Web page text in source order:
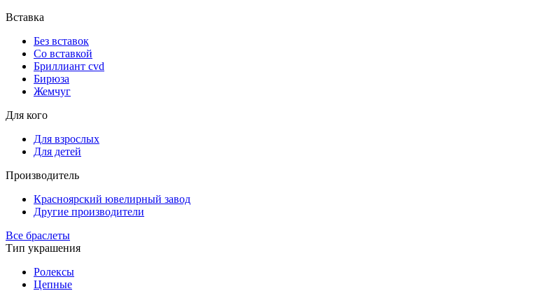
Вставка
Без вставок
Со вставкой
Бриллиант cvd
Бирюза
Жемчуг
Для кого
Для взрослых
Для детей
Производитель
Красноярский ювелирный завод
Другие производители
Все браслеты
Тип украшения
Ролексы
Цепные